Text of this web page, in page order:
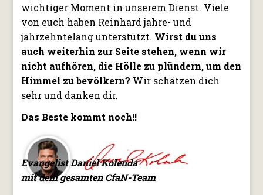
wichtiger Moment in unserem Dienst. Viele
von euch haben Reinhard jahre- und
jahrzehntelang unterstützt. Wirst du uns
auch weiterhin zur Seite stehen, wenn wir
nicht aufhören, die Hölle zu plündern, um den
Himmel zu bevölkern? Wir schätzen dich
sehr und danken dir.
Das Beste kommt noch!!
Evangelist Daniel Kolenda
mit dem gesamten CfaN-Team